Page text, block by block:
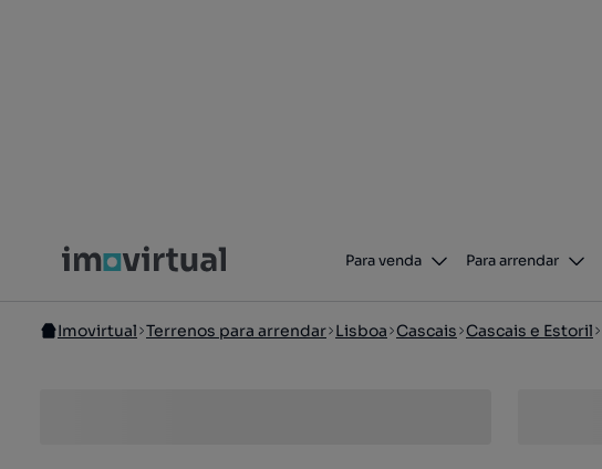
Para venda Para arrendar
Imovirtual Terrenos para arrendar Lisboa Cascais Cascais e Estoril